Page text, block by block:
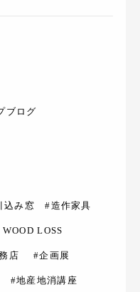
ブログ
み窓 #造作家具
LOSS
店 #企画展
#地産地消講座